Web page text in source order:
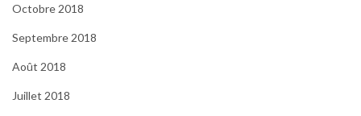
Octobre 2018
Septembre 2018
Août 2018
Juillet 2018